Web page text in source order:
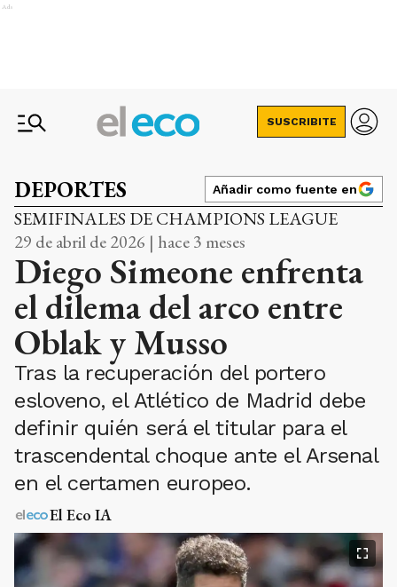
Ads
SUSCRIBITE
DEPORTES Añadir como fuente en
SEMIFINALES DE CHAMPIONS LEAGUE
29 de abril de 2026 | hace 3 meses
Diego Simeone enfrenta
el dilema del arco entre
Oblak y Musso
Tras la recuperación del portero
esloveno, el Atlético de Madrid debe
definir quién será el titular para el
trascendental choque ante el Arsenal
en el certamen europeo.
El Eco IA